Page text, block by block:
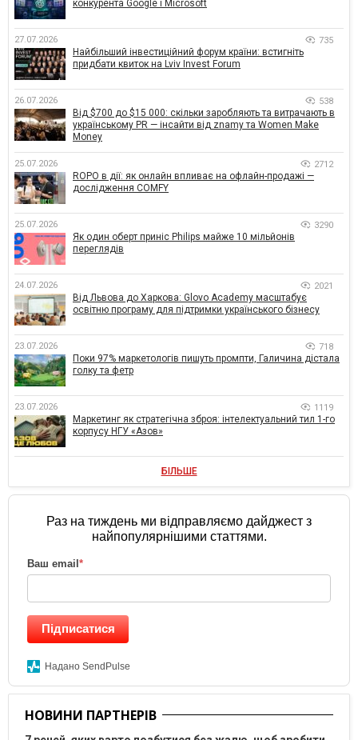
конкурента Google і Microsoft
27.07.2026 735
Найбільший інвестиційний форум країни: встигніть
придбати квиток на Lviv Invest Forum
26.07.2026 538
Від $700 до $15 000: скільки заробляють та витрачають в
українському PR — інсайти від znamy та Women Make
Money
25.07.2026 2712
ROPO в дії: як онлайн впливає на офлайн-продажі —
дослідження COMFY
25.07.2026 3290
Як один оберт приніс Philips майже 10 мільйонів
переглядів
24.07.2026 2021
Від Львова до Харкова: Glovo Academy масштабує
освітню програму для підтримки українського бізнесу
23.07.2026 718
Поки 97% маркетологів пишуть промпти, Галичина дістала
голку та фетр
23.07.2026 1119
Маркетинг як стратегічна зброя: інтелектуальний тил 1-го
корпусу НГУ «Азов»
БІЛЬШЕ
Раз на тиждень ми відправляємо дайджест з
найпопулярнішими статтями.
Ваш email *
Підписатися
Надано SendPulse
НОВИНИ ПАРТНЕРІВ